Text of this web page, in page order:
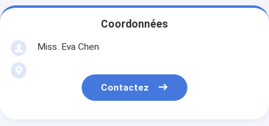
Coordonnées
Miss. Eva Chen
Contactez